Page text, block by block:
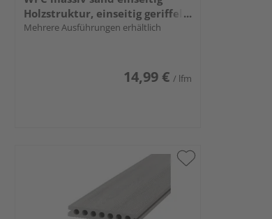
Holzstruktur, einseitig geriffelt,
längsseitige Nut, DREAMDECK
Mehrere Ausführungen erhältlich
14,99 € / lfm